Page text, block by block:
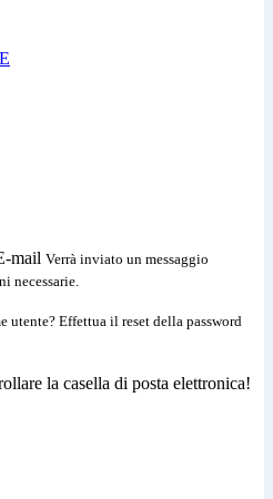
mail Verrà inviato un messaggio
necessarie.
utente? Effettua il reset della password
la casella di posta elettronica!